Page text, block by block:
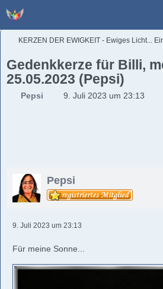
KERZEN DER EWIGKEIT - Ewiges Licht...
Gedenkkerze für Billi,
25.05.2023 (Pepsi)
Pepsi 9. Juli 2023 um 23:13
Pepsi
9. Juli 2023 um 23:13
Für meine Sonne...